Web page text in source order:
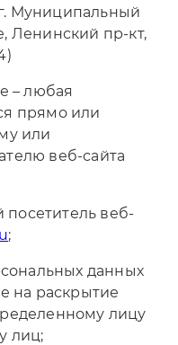
Муниципальный
Ленинский пр-кт,
– любая
прямо или
или
веб-сайта
посетитель веб-
;
данных
на раскрытие
лицу
лиц;